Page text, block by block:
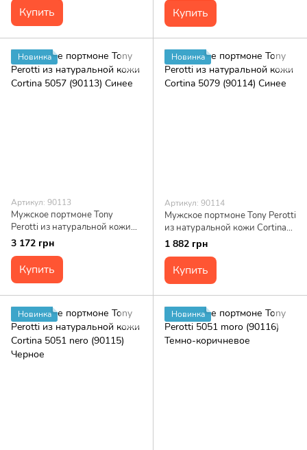
Купить Купить
Новинка
Артикул: 90113
Мужское портмоне Tony
Perotti из натуральной кожи
Cortina 5057 (90113) Синее
3 172 грн
Купить
Новинка
Артикул: 90114
Мужское портмоне Tony Perotti
из натуральной кожи Cortina
5079 (90114) Синее
1 882 грн
Купить
Новинка Новинка